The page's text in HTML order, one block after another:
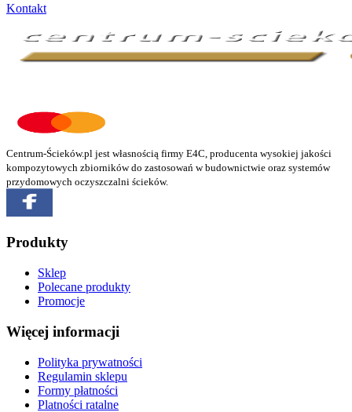
Kontakt
Centrum-Ścieków.pl jest własnością firmy E4C, producenta wysokiej jakości
kompozytowych zbiorników do zastosowań w budownictwie oraz systemów
przydomowych oczyszczalni ścieków.
Produkty
Sklep
Polecane produkty
Promocje
Więcej informacji
Polityka prywatności
Regulamin sklepu
Formy płatności
Platności ratalne